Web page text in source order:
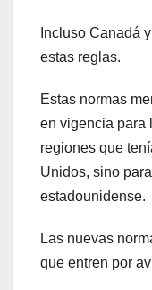
Incluso Canadá
estas reglas.
Estas normas
en vigencia para
regiones que
Unidos, sino
estadounidense.
Las nuevas
que entren por